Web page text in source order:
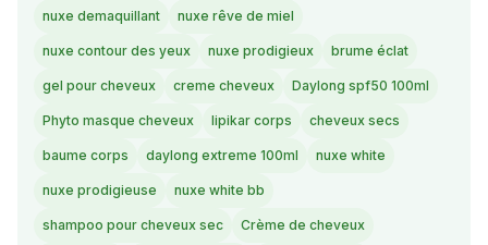
nuxe demaquillant nuxe rêve de miel
nuxe contour des yeux nuxe prodigieux brume éclat
gel pour cheveux creme cheveux Daylong spf50 100ml
Phyto masque cheveux lipikar corps cheveux secs
baume corps daylong extreme 100ml nuxe white
nuxe prodigieuse nuxe white bb
shampoo pour cheveux sec Crème de cheveux